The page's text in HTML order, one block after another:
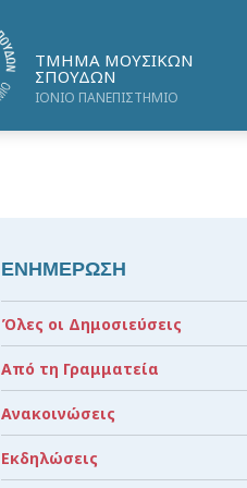
ΤΜΗΜΑ ΜΟΥΣΙΚΩΝ
ΣΠΟΥΔΩΝ
ΙΟΝΙΟ ΠΑΝΕΠΙΣΤΗΜΙΟ
ΕΝΗΜΕΡΩΣΗ
Όλες οι Δημοσιεύσεις
Από τη Γραμματεία
Ανακοινώσεις
Εκδηλώσεις